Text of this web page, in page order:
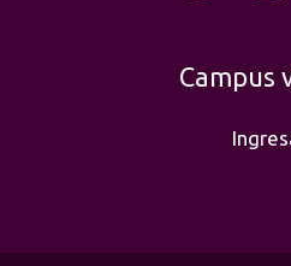
Campus